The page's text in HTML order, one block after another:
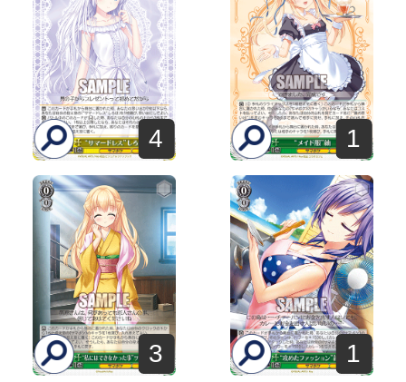
4 1
3 1